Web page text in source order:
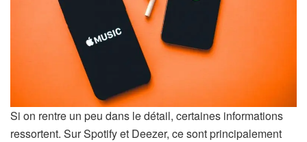
Si on rentre un peu dans le détail, certaines informations
ressortent. Sur Spotify et Deezer, ce sont principalement